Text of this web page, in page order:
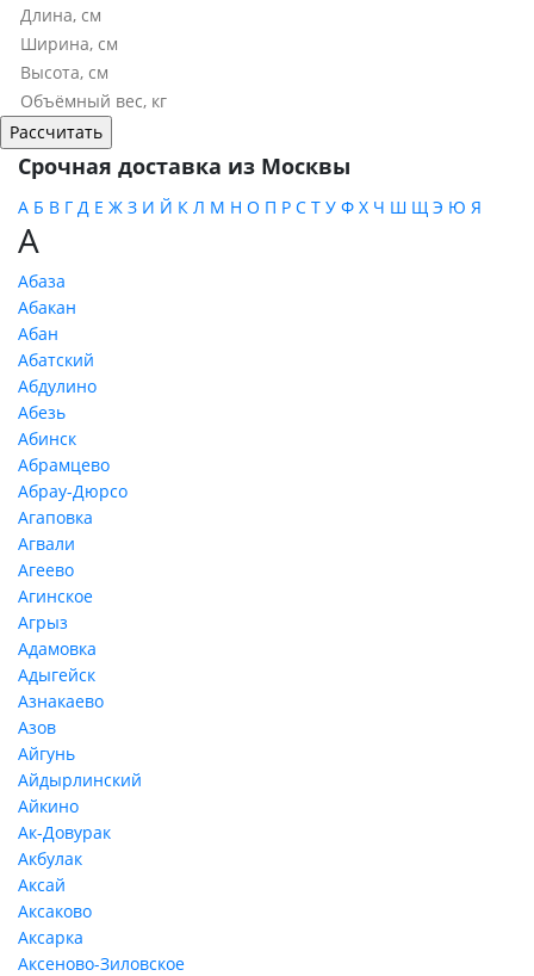
Срочная доставка из Москвы
А Б В Г Д Е Ж З И Й К Л М Н О П Р С Т У Ф Х Ч Ш Щ Э Ю Я
А
Абаза
Абакан
Абан
Абатский
Абдулино
Абезь
Абинск
Абрамцево
Абрау-Дюрсо
Агаповка
Агвали
Агеево
Агинское
Агрыз
Адамовка
Адыгейск
Азнакаево
Азов
Айгунь
Айдырлинский
Айкино
Ак-Довурак
Акбулак
Аксай
Аксаково
Аксарка
Аксеново-Зиловское